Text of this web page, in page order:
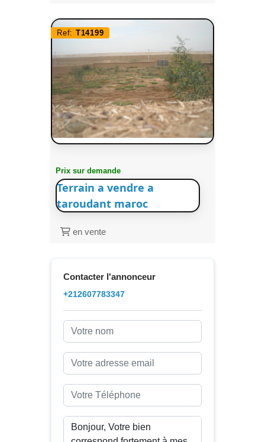
Ref: T14199
Prix sur demande
Terrain a vendre a
taroudant maroc
en vente
Contacter l'annonceur
+212607783347